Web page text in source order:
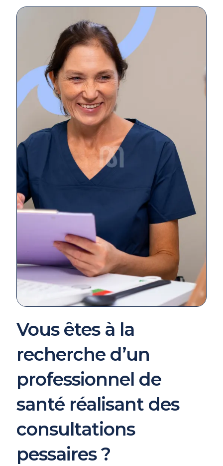
Vous êtes à la
recherche d’un
professionnel de
santé réalisant des
consultations
pessaires ?